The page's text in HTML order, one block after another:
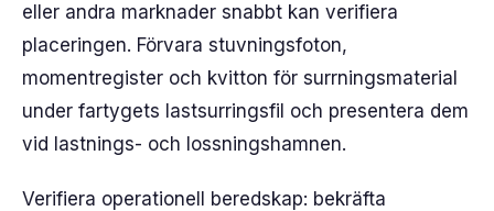
eller andra marknader snabbt kan verifiera
placeringen. Förvara stuvningsfoton,
momentregister och kvitton för surrningsmaterial
under fartygets lastsurringsfil och presentera dem
vid lastnings- och lossningshamnen.
Verifiera operationell beredskap: bekräfta